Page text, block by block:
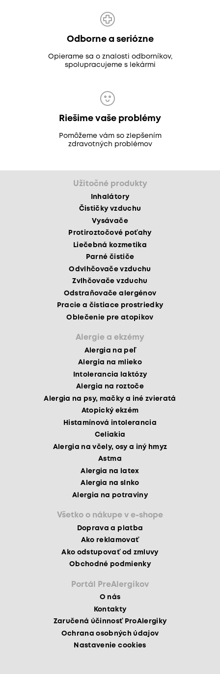
Odborne a seriózne
Opierame sa o znalosti odborníkov,
spolupracujeme s lekármi
Riešime vaše problémy
Pomôžeme vám so zlepšením
zdravotných problémov
Užitočné produkty
Inhalátory
Čističky vzduchu
Vysávače
Protiroztočové poťahy
Liečebná kozmetika
Parné čističe
Odvlhčovače vzduchu
Zvlhčovače vzduchu
Odstraňovače alergénov
Pracie a čistiace prostriedky
Oblečenie pre atopikov
Alergie a ekzémy
Alergia na peľ
Alergia na mlieko
Intolerancia laktózy
Alergia na roztoče
Alergia na psy, mačky a iné zvieratá
Atopický ekzém
Histamínová intolerancia
Celiakia
Alergia na včely, osy a iný hmyz
Astma
Alergia na latex
Alergia na slnko
Alergia na potraviny
Všetko o nákupe v e-shope
Doprava a platba
Ako reklamovať
Ako odstupovať od zmluvy
Obchodné podmienky
Portál PreAlergikov
O nás
Kontakty
Zaručená účinnosť ProAlergiky
Ochrana osobných údajov
Nastavenie cookies